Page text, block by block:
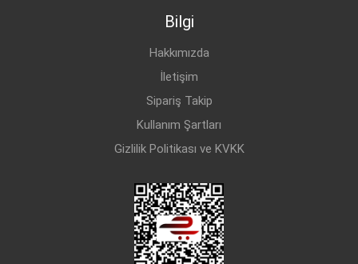
Bilgi
Hakkımızda
İletişim
Sipariş Takip
Kullanım Şartları
Gizlilik Politikası ve KVKK